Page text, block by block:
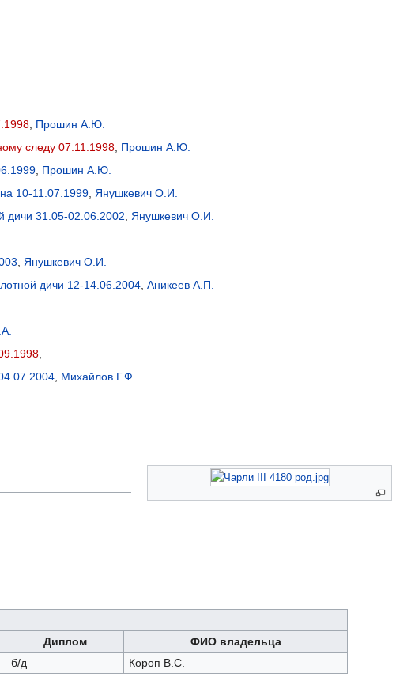
, Прошин А.Ю.
следу 07.11.1998, Прошин А.Ю.
, Прошин А.Ю.
10-11.07.1999, Янушкевич О.И.
дичи 31.05-02.06.2002, Янушкевич О.И.
, Янушкевич О.И.
дичи 12-14.06.2004, Аникеев А.П.
,
, Михайлов Г.Ф.
Диплом
ФИО владельца
б/д Короп В.С.